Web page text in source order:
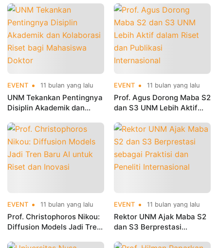
EVENT 11 bulan yang lalu
UNM Tekankan Pentingnya
Disiplin Akademik dan
Mahasiswa Doktor
EVENT 11 bulan yang lalu
Prof. Agus Dorong Maba S2
dan S3 UNM Lebih Aktif
Internasional
EVENT 11 bulan yang lalu
Prof. Christophoros Nikou:
Diffusion Models Jadi Tren
EVENT 11 bulan yang lalu
Rektor UNM Ajak Maba S2
dan S3 Berprestasi